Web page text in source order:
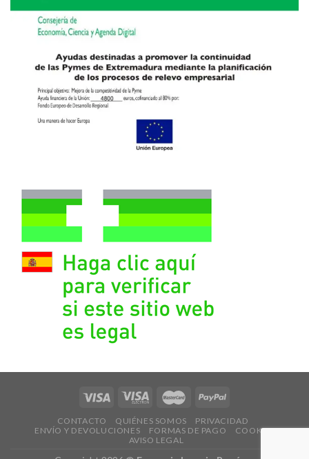
CONTACTO QUIÉNES SOMOS
PRIVACIDAD
ENVÍO Y DEVOLUCIONES
FORMAS DE PAGO
COOKIES
AVISO LEGAL